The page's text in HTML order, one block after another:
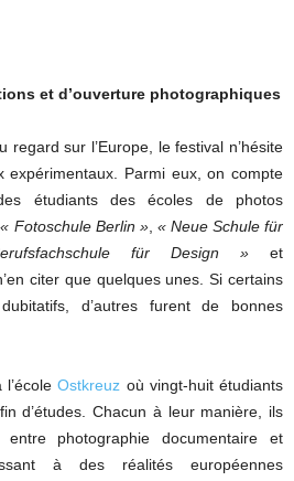
et d’ouverture photographiques
regard sur l’Europe, le festival n’hésite
expérimentaux. Parmi eux, on compte
étudiants des écoles de photos
« Fotoschule Berlin », « Neue Schule für
für Design »et
citer que quelques unes. Si certains
d’autres furent de bonnes
l’écoleOstkreuz où vingt-huit étudiants
d’études. Chacun à leur manière, ils
photographie documentaire et
à des réalités européennes